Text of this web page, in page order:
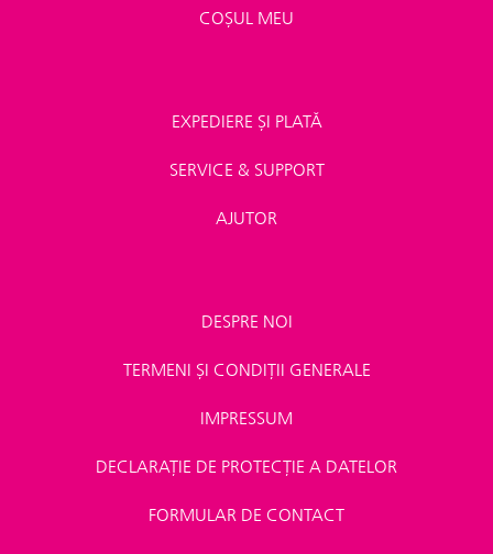
COȘUL MEU
EXPEDIERE ȘI PLATĂ
SERVICE & SUPPORT
AJUTOR
DESPRE NOI
TERMENI ȘI CONDIȚII GENERALE
IMPRESSUM
DECLARAȚIE DE PROTECȚIE A DATELOR
FORMULAR DE CONTACT